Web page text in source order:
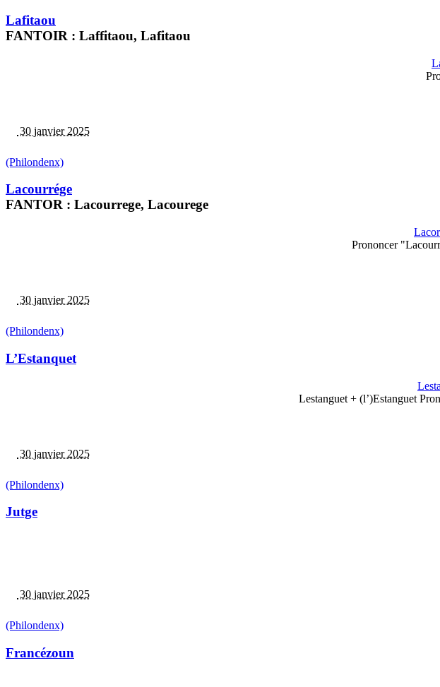
Lafitaou
FANTOIR : Laffitaou, Lafitaou
30 janvier 2025
(Philondenx)
Lacourrége
FANTOR : Lacourrege, Lacourege
Prononcer
30 janvier 2025
(Philondenx)
L’Estanquet
Lestanguet + (l’)Estanguet
30 janvier 2025
(Philondenx)
Jutge
30 janvier 2025
(Philondenx)
Francézoun